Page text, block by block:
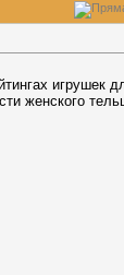
игрушек
женского